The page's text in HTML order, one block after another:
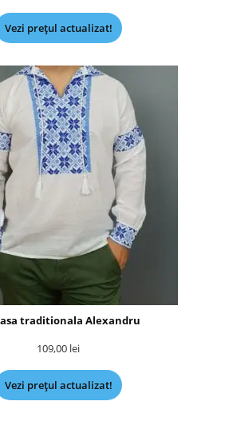
Vezi prețul actualizat!
traditionala Alexandru
109,00 lei
Vezi prețul actualizat!